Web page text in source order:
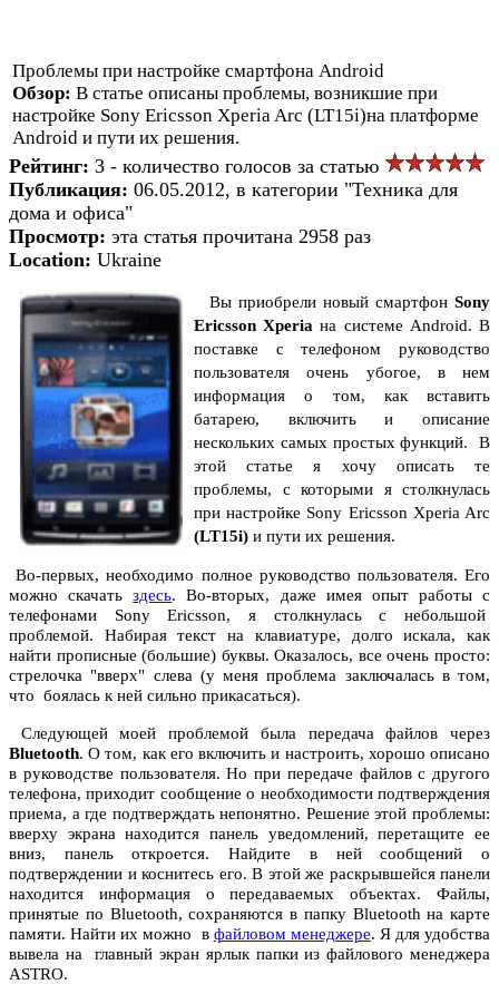
Проблемы при настройке смартфона Android
Обзор: В статье описаны проблемы, возникшие при
настройке Sonу Ericsson Xperia Arc (LT15i)на платформе
Android и пути их решения.
Рейтинг: 3 - количество голосов за статью
Публикация: 06.05.2012, в категории "Техника для
дома и офиса"
Просмотр: эта статья прочитана 2958 раз
Location: Ukraine
Вы приобрели новый смартфон Sonу
Ericsson Xperia на системе Android. В
поставке с телефоном руководство
пользователя очень убогое, в нем
информация о том, как вставить
батарею, включить и описание
нескольких самых простых функций. В
этой статье я хочу описать те
проблемы, с которыми я столкнулась
при настройке Sonу Ericsson Xperia Arc
(LT15i) и пути их решения.
Во-первых, необходимо полное руководство пользователя. Его
можно скачатьздесь. Во-вторых, даже имея опыт работы с
телефонами Sonу Ericsson, я столкнулась с небольшой
проблемой. Набирая текст на клавиатуре, долго искала, как
найти прописные (большие) буквы. Оказалось, все очень просто:
стрелочка "вверх" слева (у меня проблема заключалась в том,
что боялась к ней сильно прикасаться).
Следующей моей проблемой была передача файлов через
Bluetooth. О том, как его включить и настроить, хорошо описано
в руководстве пользователя. Но при передаче файлов с другого
телефона, приходит сообщение о необходимости подтверждения
приема, а где подтверждать непонятно. Решение этой проблемы:
вверху экрана находится панель уведомлений, перетащите ее
вниз, панель откроется. Найдите в ней сообщений о
подтверждении и коснитесь его. В этой же раскрывшейся панели
находится информация о передаваемых объектах. Файлы,
принятые по Bluetooth, сохраняются в папку Bluetooth на карте
памяти. Найти их можно в файловом менеджере. Я для удобства
вывела на главный экран ярлык папки из файлового менеджера
ASTRO.